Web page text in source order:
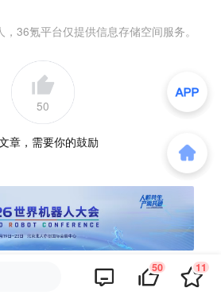
36氪平台仅提供信息存储空间服务。
50
章，需要你的鼓励
50 11